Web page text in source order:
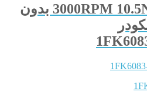
سرووموتور 3000RPM 10.5NM بدون